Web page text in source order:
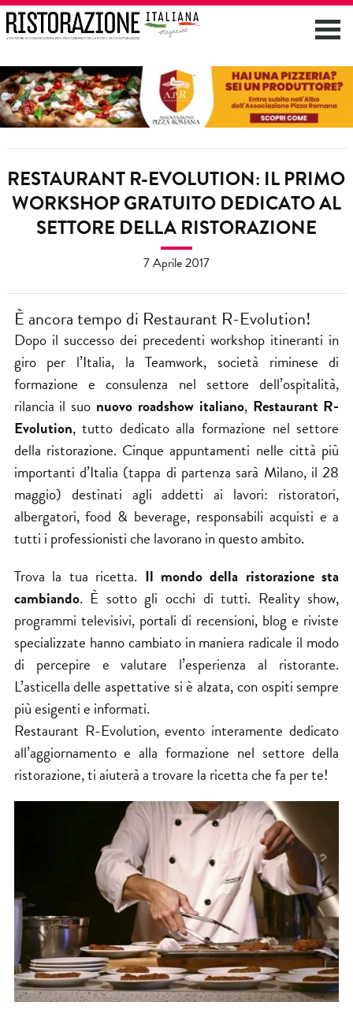
RESTAURANT R-EVOLUTION: IL PRIMO
WORKSHOP GRATUITO DEDICATO AL
SETTORE DELLA RISTORAZIONE
7 Aprile 2017
È ancora tempo di Restaurant R-Evolution!
Dopo il successo dei precedenti workshop itineranti in
giro per l’Italia, la Teamwork, società riminese di
formazione e consulenza nel settore dell’ospitalità,
rilancia il suo nuovo roadshow italiano, Restaurant R-
Evolution, tutto dedicato alla formazione nel settore
della ristorazione. Cinque appuntamenti nelle città più
importanti d’Italia (tappa di partenza sarà Milano, il 28
maggio) destinati agli addetti ai lavori: ristoratori,
albergatori, food & beverage, responsabili acquisti e a
tutti i professionisti che lavorano in questo ambito.
Trova la tua ricetta. Il mondo della ristorazione sta
cambiando. È sotto gli occhi di tutti. Reality show,
programmi televisivi, portali di recensioni, blog e riviste
specializzate hanno cambiato in maniera radicale il modo
di percepire e valutare l’esperienza al ristorante.
L’asticella delle aspettative si è alzata, con ospiti sempre
più esigenti e informati.
Restaurant R-Evolution, evento interamente dedicato
all’aggiornamento e alla formazione nel settore della
ristorazione, ti aiuterà a trovare la ricetta che fa per te!